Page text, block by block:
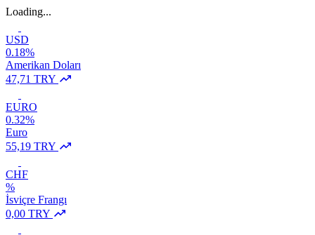
Loading...
USD
0.18%
Amerikan Doları
47,71 TRY
EURO
0.32%
Euro
55,19 TRY
CHF
%
İsviçre Frangı
0,00 TRY